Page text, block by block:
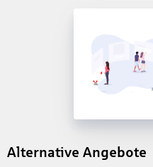
Alternative Angebote